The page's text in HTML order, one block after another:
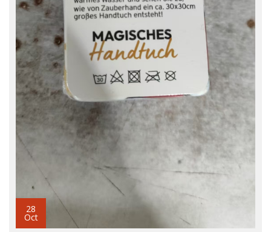
28
Oct